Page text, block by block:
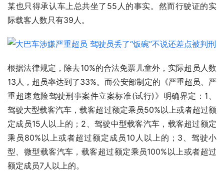
某也只得承认车上总共坐了55人的事实。然而行驶证的实
际载客人数只有39人。
根据法律规定，除去10%的合法免票儿童外，实际超员人数
13人，超员率达到了33%。而公安部制定的《严重超员、严
重超速危险驾驶刑事案件立案标准(试行)》明确界定：1、
驾驶大型载客汽车，载客超过额定乘员50%以上或者超过额
定成员15人以上的；2、驾驶中型载客汽车，载客超过额定
乘员80%以上或者超过额定成员10人以上的；3、驾驶小
型、微型载客汽车，载客超过额定乘员100%以上或者超过
额定成员7人以上的。